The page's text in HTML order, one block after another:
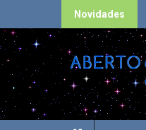
to
content
Novidades
Boston Bakery -